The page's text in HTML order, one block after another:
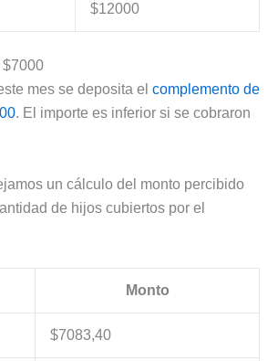
$12000
$7000
mes se deposita el complemento de
. El importe es inferior si se cobraron
un cálculo del monto percibido
de hijos cubiertos por el
Monto
$7083,40